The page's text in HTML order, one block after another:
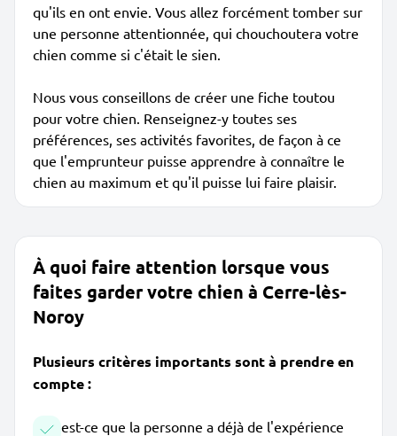
qu'ils en ont envie. Vous allez forcément tomber sur
une personne attentionnée, qui chouchoutera votre
chien comme si c'était le sien.
Nous vous conseillons de créer une fiche toutou
pour votre chien. Renseignez-y toutes ses
préférences, ses activités favorites, de façon à ce
que l'emprunteur puisse apprendre à connaître le
chien au maximum et qu'il puisse lui faire plaisir.
À quoi faire attention lorsque vous
faites garder votre chien à Cerre-lès-
Noroy
Plusieurs critères importants sont à prendre en
compte :
est-ce que la personne a déjà de l'expérience